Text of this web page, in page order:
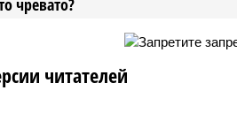
читателей